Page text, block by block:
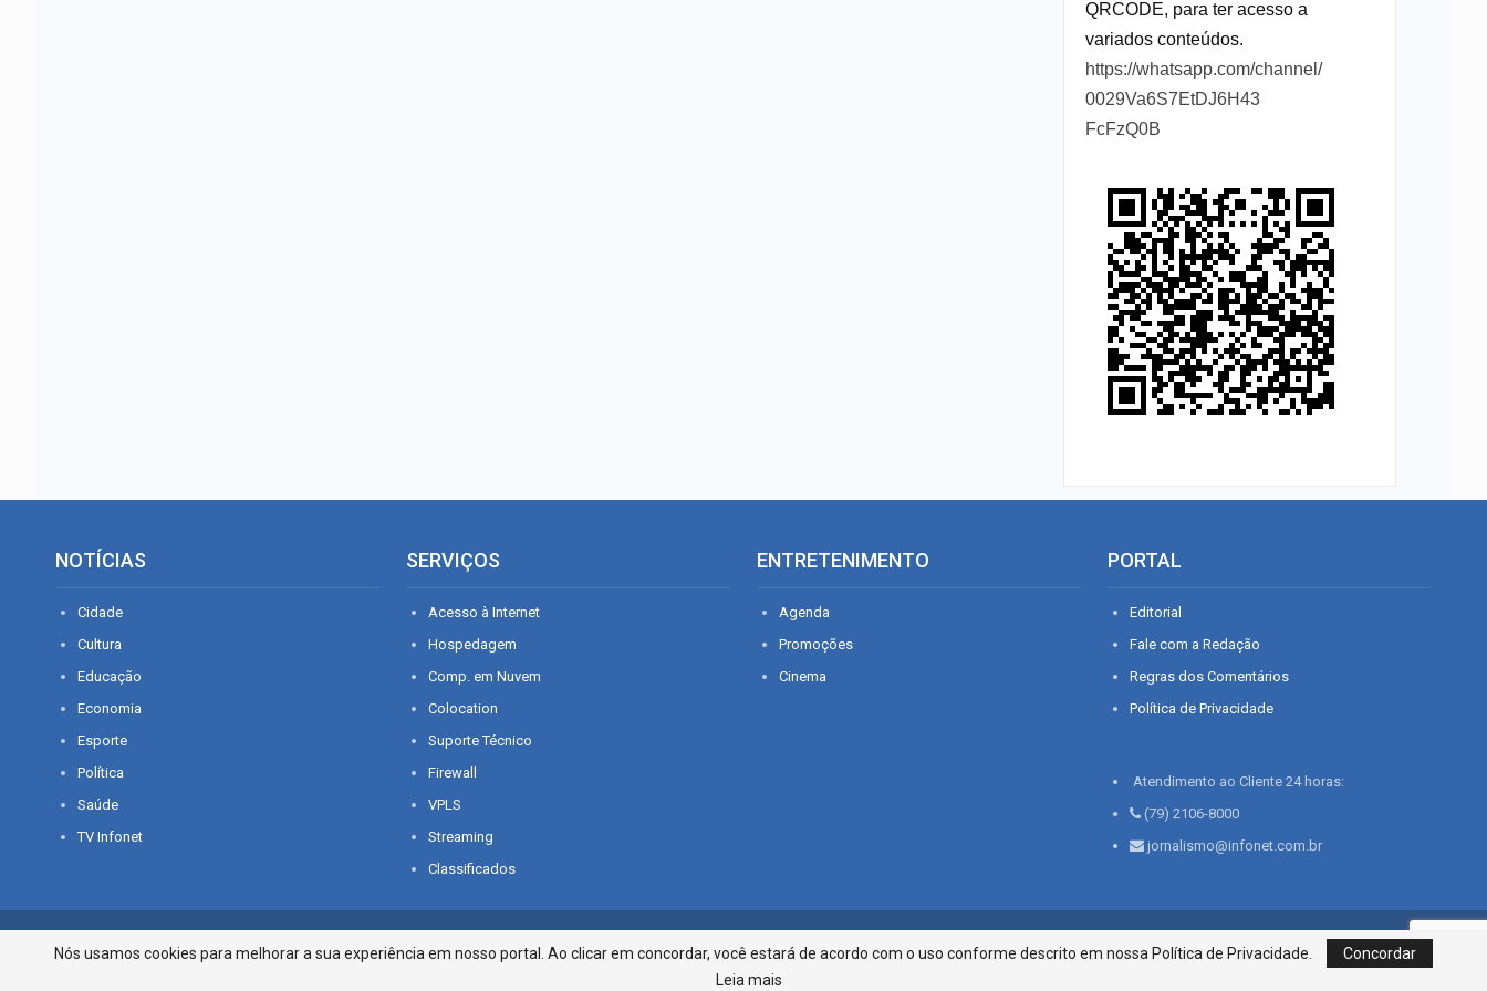
QRCODE, para ter acesso a
variados conteúdos.
https://whatsapp.com/channel/
0029Va6S7EtDJ6H43
FcFzQ0B
NOTÍCIAS
Cidade
Cultura
Educação
Economia
Esporte
Política
Saúde
TV Infonet
SERVIÇOS
Acesso à Internet
Hospedagem
Comp. em Nuvem
Colocation
Suporte Técnico
Firewall
VPLS
Streaming
Classificados
ENTRETENIMENTO
Agenda
Promoções
Cinema
PORTAL
Editorial
Fale com a Redação
Regras dos Comentários
Política de Privacidade
Atendimento ao Cliente 24 horas:
(79) 2106-8000
jornalismo@infonet.com.br
© 2026 - O que é notícia em Sergipe. Todos os direitos reservados.
Infonet - Rua Monsenhor Silveira 276, Bairro São José | Aracaju-SE, CEP 49015-030, Fone: 79.2106.8000 - CI
Centro de Informações LTDA
Nós usamos cookies para melhorar a sua experiência em nosso portal. Ao clicar em concordar, você estará de acordo com o uso conforme descrito em nossa Política de Privacidade.
Concordar
Leia mais